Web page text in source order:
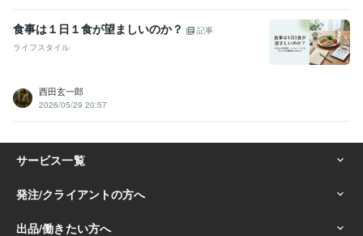
食事は１日１食が望ましいのか？
記事
ライフスタイル
西田玄一郎
2026/05/29 20:57